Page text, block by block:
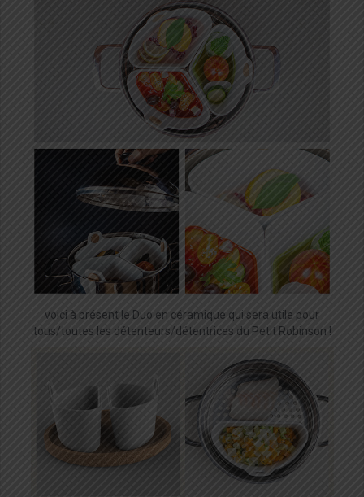
voici à présent le Duo en céramique qui sera utile pour
tous/toutes les détenteurs/détentrices du Petit Robinson !